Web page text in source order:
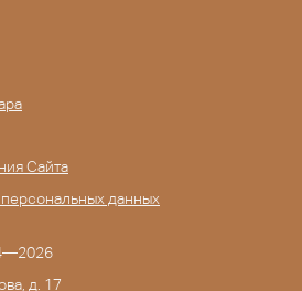
Сайта
данных
д. 17